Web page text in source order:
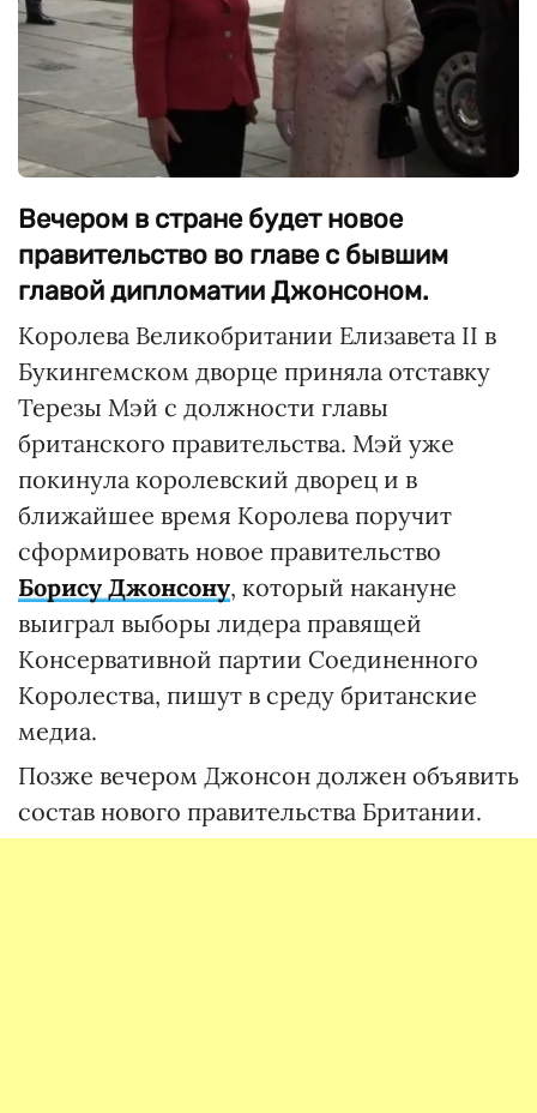
Вечером в стране будет новое
правительство во главе с бывшим
главой дипломатии Джонсоном.
Королева Великобритании Елизавета II в
Букингемском дворце приняла отставку
Терезы Мэй с должности главы
британского правительства. Мэй уже
покинула королевский дворец и в
ближайшее время Королева поручит
сформировать новое правительство
Борису Джонсону, который накануне
выиграл выборы лидера правящей
Консервативной партии Соединенного
Королества, пишут в среду британские
медиа.
Позже вечером Джонсон должен объявить
состав нового правительства Британии.